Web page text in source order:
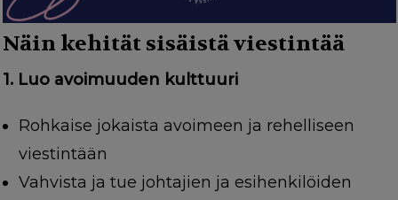
Näin kehität sisäistä viestintää
1. Luo avoimuuden kulttuuri
Rohkaise jokaista avoimeen ja rehelliseen
viestintään
Vahvista ja tue johtajien ja esihenkilöiden